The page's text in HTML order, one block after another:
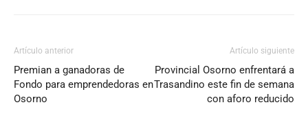
Artículo anterior
Premian a ganadoras de
Fondo para emprendedoras en
Osorno
Artículo siguiente
Provincial Osorno enfrentará a
Trasandino este fin de semana
con aforo reducido